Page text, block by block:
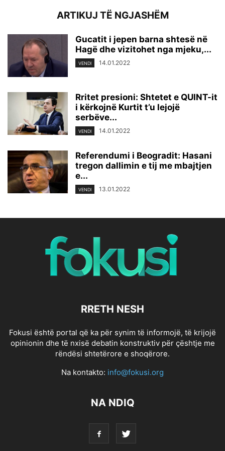
ARTIKUJ TË NGJASHËM
Gucatit i jepen barna shtesë në
Hagë dhe vizitohet nga mjeku,...
VENDI 14.01.2022
Rritet presioni: Shtetet e QUINT-it
i kërkojnë Kurtit t’u lejojë
serbëve...
VENDI 14.01.2022
Referendumi i Beogradit: Hasani
tregon dallimin e tij me mbajtjen
e...
VENDI 13.01.2022
RRETH NESH
Fokusi është portal që ka për synim të informojë, të krijojë
opinionin dhe të nxisë debatin konstruktiv për çështje me
rëndësi shtetërore e shoqërore.
Na kontakto: info@fokusi.org
NA NDIQ